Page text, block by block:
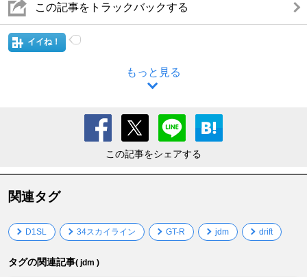
この記事をトラックバックする
イイね！
もっと見る
この記事をシェアする
関連タグ
D1SL 34スカイライン GT-R jdm drift
タグの関連記事( jdm )